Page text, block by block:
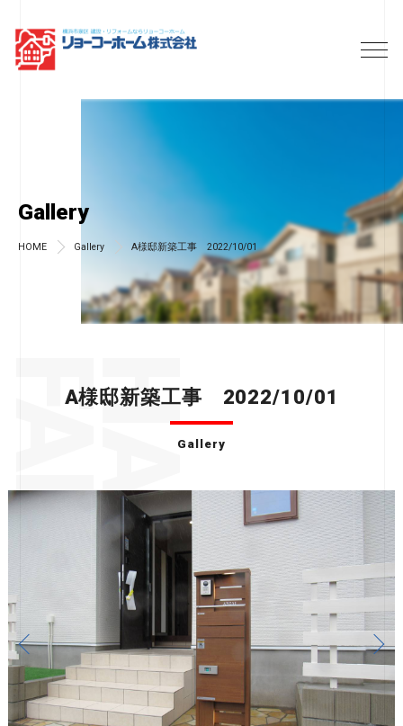
Gallery
HOME Gallery A様邸新築工事 2022/10/01
Gallery
A様邸新築工事 2022/10/01